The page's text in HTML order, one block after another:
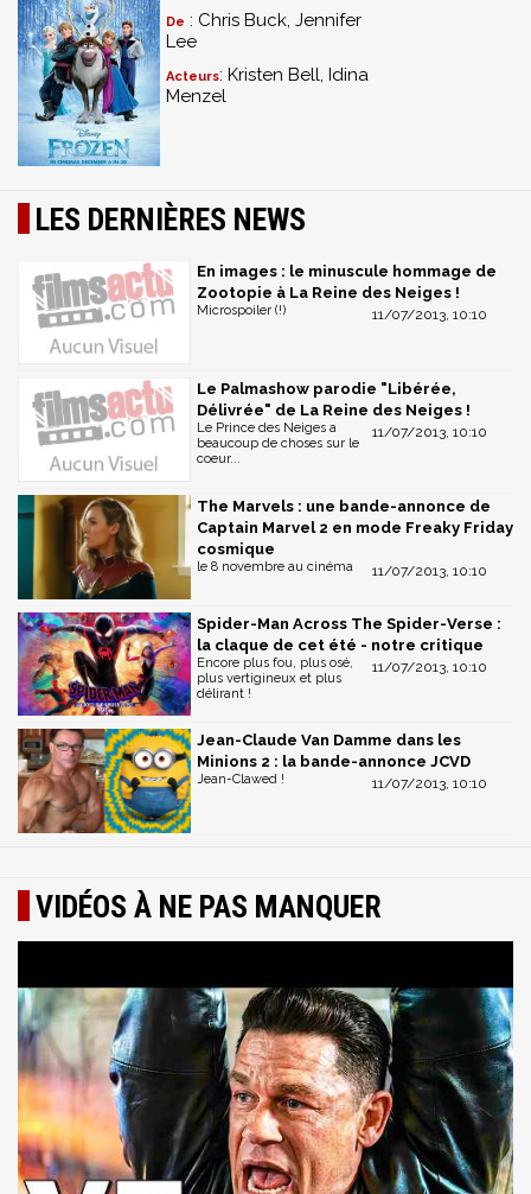
De : Chris Buck, Jennifer
Lee
Acteurs: Kristen Bell, Idina
Menzel
LES DERNIÈRES NEWS
En images : le minuscule hommage de
Zootopie à La Reine des Neiges !
11/07/2013, 10:10
Microspoiler (!)
Le Palmashow parodie "Libérée,
Délivrée" de La Reine des Neiges !
11/07/2013, 10:10
Le Prince des Neiges a
beaucoup de choses sur le
coeur...
The Marvels : une bande-annonce de
Captain Marvel 2 en mode Freaky Friday
cosmique
11/07/2013, 10:10
le 8 novembre au cinéma
Spider-Man Across The Spider-Verse :
la claque de cet été - notre critique
11/07/2013, 10:10
Encore plus fou, plus osé,
plus vertigineux et plus
délirant !
Jean-Claude Van Damme dans les
Minions 2 : la bande-annonce JCVD
11/07/2013, 10:10
Jean-Clawed !
VIDÉOS À NE PAS MANQUER